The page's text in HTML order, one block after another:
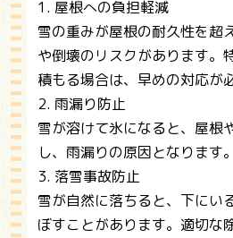
1. 屋根への負担軽減
雪の重みが屋根の耐久性を超
や倒壊のリスクがあります。
積もる場合は、早めの対応が
2. 雨漏り防止
雪が溶けて氷になると、屋根
し、雨漏りの原因となります。
3. 落雪事故防止
雪が自然に落ちると、下にい
ぼすことがあります。適切な